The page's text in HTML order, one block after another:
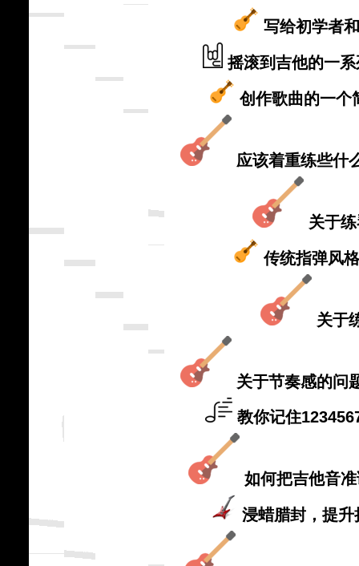
写给初学者
摇滚到吉他的一
创作歌曲的一个
应该着重练些什
关于
传统指弹风
关于
关于节奏感的问
教你记住
如何把吉他音
浸蜡腊封，提